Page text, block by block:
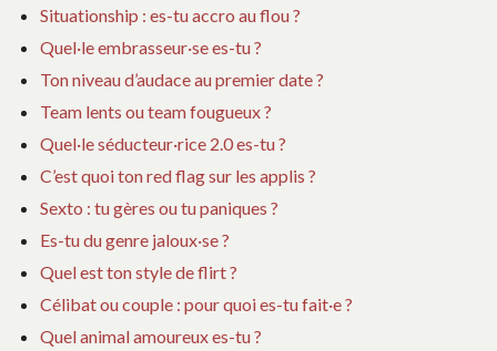
Situationship : es-tu accro au flou ?
Quel·le embrasseur·se es-tu ?
Ton niveau d’audace au premier date ?
Team lents ou team fougueux ?
Quel·le séducteur·rice 2.0 es-tu ?
C’est quoi ton red flag sur les applis ?
Sexto : tu gères ou tu paniques ?
Es-tu du genre jaloux·se ?
Quel est ton style de flirt ?
Célibat ou couple : pour quoi es-tu fait·e ?
Quel animal amoureux es-tu ?